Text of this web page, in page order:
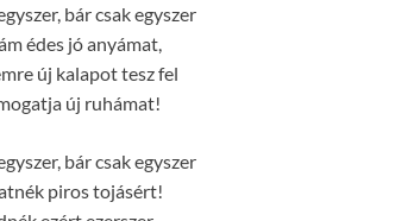
bár csak egyszer
édes jó anyámat,
új kalapot tesz fel
új ruhámat!
bár csak egyszer
piros tojásért!